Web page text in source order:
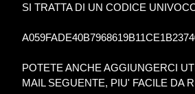
SI TRATTA DI UN CODICE
POTETE ANCHE AGGIUNGERCI
MAIL SEGUENTE, PIU' FACILE DA